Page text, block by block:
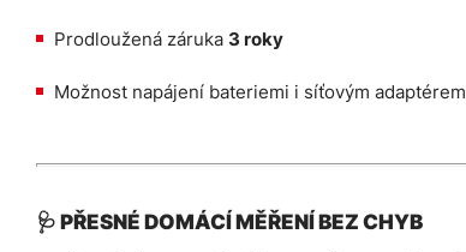
Prodloužená záruka 3 roky
Možnost napájení bateriemi i síťovým adaptérem
🩺 PŘESNÉ DOMÁCÍ MĚŘENÍ BEZ CHYB